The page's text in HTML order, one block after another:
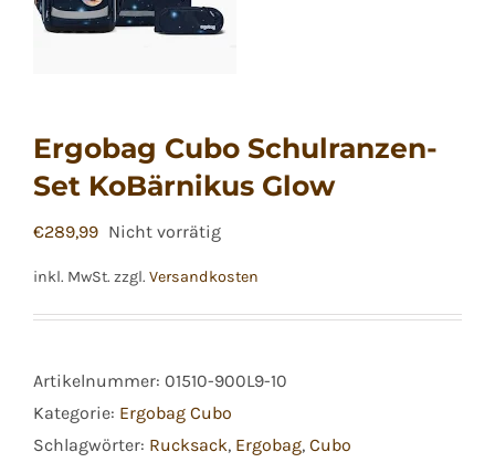
Ergobag Cubo Schulranzen-
Set KoBärnikus Glow
€289,99 Nicht vorrätig
inkl. MwSt. zzgl. Versandkosten
Artikelnummer: 01510-900L9-10
Kategorie: Ergobag Cubo
Schlagwörter: Rucksack, Ergobag, Cubo